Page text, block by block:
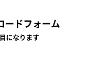
ードフォーム
になります